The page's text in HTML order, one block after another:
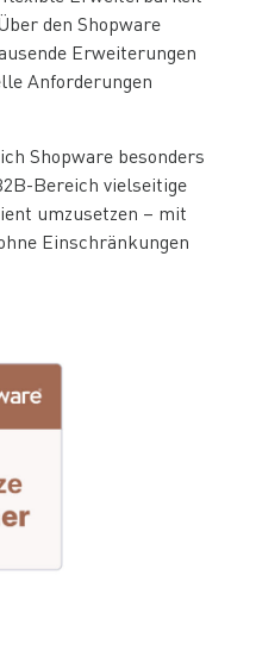
den Shopware
Erweiterungen
Anforderungen
Shopware besonders
Bereich vielseitige
umzusetzen – mit
Einschränkungen